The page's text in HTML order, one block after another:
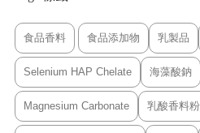
食品香料 食品添加物 乳製品
Selenium HAP Chelate 海藻酸鈉
Magnesium Carbonate 乳酸香料粉